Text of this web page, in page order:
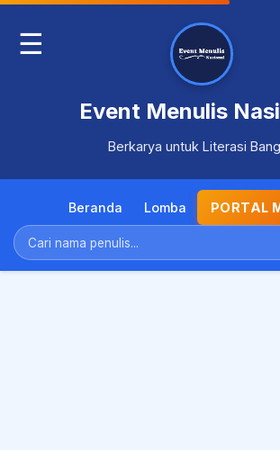
☰
Event Menulis
Berkarya untuk Literasi
Beranda Lomba PORTAL